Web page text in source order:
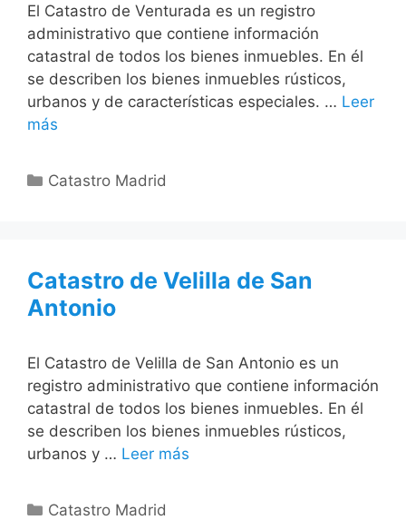
El Catastro de Venturada es un registro
administrativo que contiene información
catastral de todos los bienes inmuebles. En él
se describen los bienes inmuebles rústicos,
urbanos y de características especiales. … Leer
más
Categorías
Catastro Madrid
Catastro de Velilla de San
Antonio
El Catastro de Velilla de San Antonio es un
registro administrativo que contiene información
catastral de todos los bienes inmuebles. En él
se describen los bienes inmuebles rústicos,
urbanos y … Leer más
Categorías
Catastro Madrid